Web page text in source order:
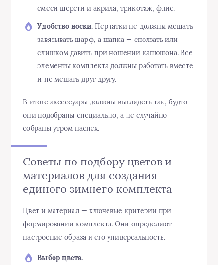
смеси шерсти и акрила, трикотаж, флис.
Удобство носки.Перчатки не должны мешать
завязывать шарф, а шапка — сползать или
слишком давить при ношении капюшона. Все
элементы комплекта должны работать вместе
и не мешать друг другу.
В итоге аксессуары должны выглядеть так, будто
они подобраны специально, а не случайно
собраны утром наспех.
Советы по подбору цветов и
материалов для создания
единого зимнего комплекта
Цвет и материал — ключевые критерии при
формировании комплекта. Они определяют
настроение образа и его универсальность.
Выбор цвета.